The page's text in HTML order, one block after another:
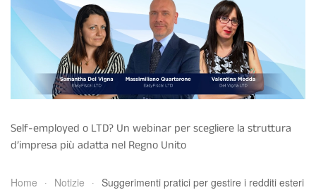
Self-employed o LTD? Un webinar per scegliere la struttura
d’impresa più adatta nel Regno Unito
Home Notizie Suggerimenti pratici per gestire i redditi esteri